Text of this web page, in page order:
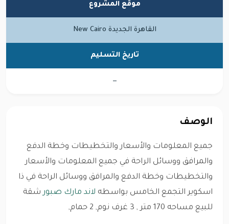
موقع المشروع
القاهرة الجديدة New Cairo
تاريخ التسليم
—
الوصف
جميع المعلومات والأسعار والتخطيطات وخطة الدفع
والمرافق ووسائل الراحة في جميع المعلومات والأسعار
والتخطيطات وخطة الدفع والمرافق ووسائل الراحة في ذا
اسكوير التجمع الخامس بواسطه لاند مارك صبورشقة
للبيع مساحه 170 متر , 3 غرف نوم, 2 حمام,